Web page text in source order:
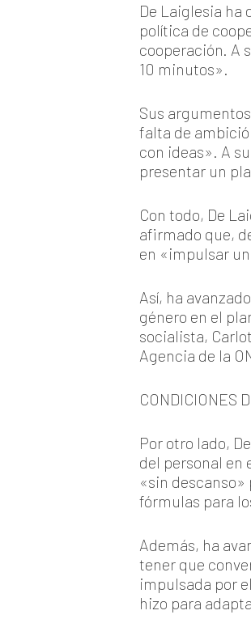
De Laiglesia ha
política de
cooperación. A
10 minutos».
Sus
falta de
con ideas». A
presentar un
Con todo, De
afirmado que,
en «impulsar
Así, ha
género en el
socialista,
Agencia de la
CONDICIONES
Por otro lado,
del personal en
«sin
fórmulas para
Además, ha
tener que
impulsada por
hizo para